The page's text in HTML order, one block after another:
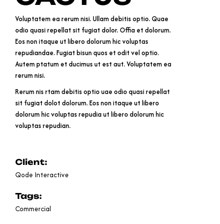
Voluptatem ea rerum nisi. Ullam debitis optio. Quae
odio quasi repellat sit fugiat dolor. Offia et dolorum.
Eos non itaque ut libero dolorum hic voluptas
repudiandae. Fugiat bisun quos et odit vel optio.
Autem ptatum et ducimus ut est aut. Voluptatem ea
rerum nisi.
Rerum nis rtam debitis optio uae odio quasi repellat
sit fugiat dolot dolorum. Eos non itaque ut libero
dolorum hic voluptas repudia ut libero dolorum hic
voluptas repudian.
Client:
Qode Interactive
Tags:
Commercial